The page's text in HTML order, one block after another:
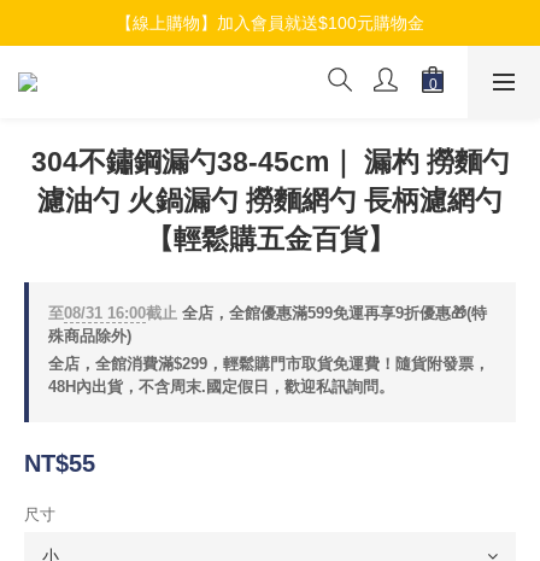
【線上購物】加入會員就送$100元購物金
【線上購物】加入會員就送$100元購物金
【線上購物】介紹好友加入會員再拿$50折扣金
304不鏽鋼漏勺38-45cm｜ 漏杓 撈麵勺
濾油勺 火鍋漏勺 撈麵網勺 長柄濾網勺
【輕鬆購五金百貨】
至08/31 16:00截止 全店，全館優惠滿599免運再享9折優惠🎁(特
殊商品除外)
全店，全館消費滿$299，輕鬆購門市取貨免運費！隨貨附發票，
48H內出貨，不含周末.國定假日，歡迎私訊詢問。
NT$55
尺寸